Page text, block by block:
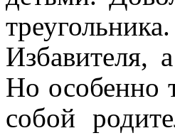
Избавителя,
Но особенно
собой